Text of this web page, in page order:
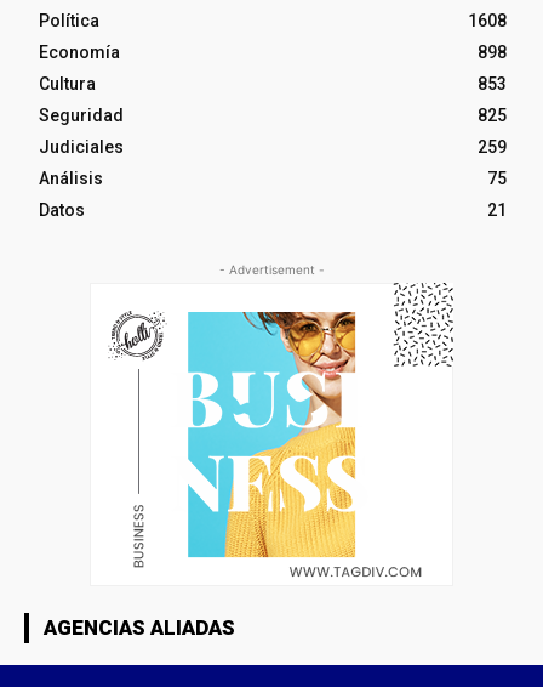
Política
1608
Economía
898
Cultura
853
Seguridad
825
Judiciales
259
Análisis
75
Datos
21
- Advertisement -
AGENCIAS ALIADAS